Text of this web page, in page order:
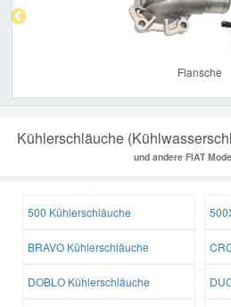
Flansche
Kühlerschläuche
und andere FIAT
500 Kühlerschläuche
BRAVO Kühlerschläuche
DOBLO Kühlerschläuche